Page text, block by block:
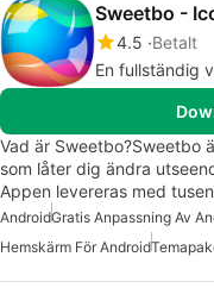
Sweetbo -
4.5 Betalt
En fullständig
Vad är Sweetbo?Sweetbo
som låter dig ändra
Appen levereras med
AndroidGratis Anpassning Av
Hemskärm För Android